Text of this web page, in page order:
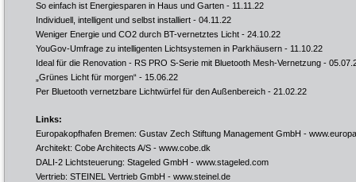
So einfach ist Energiesparen in Haus und Garten - 11.11.22
Individuell, intelligent und selbst installiert - 04.11.22
Weniger Energie und CO2 durch BT-vernetztes Licht - 24.10.22
YouGov-Umfrage zu intelligenten Lichtsystemen in Parkhäusern - 11.10.22
Ideal für die Renovation - RS PRO S-Serie mit Bluetooth Mesh-Vernetzung -
„Grünes Licht für morgen“ - 15.06.22
Per Bluetooth vernetzbare Lichtwürfel für den Außenbereich - 21.02.22
Links:
Europakopfhafen Bremen: Gustav Zech Stiftung Management GmbH -
Architekt: Cobe Architects A/S - www.cobe.dk
DALI-2 Lichtsteuerung: Stageled GmbH - www.stageled.com
Vertrieb: STEINEL Vertrieb GmbH - www.steinel.de